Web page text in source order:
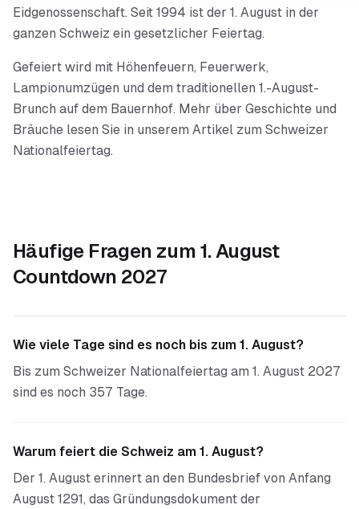
Eidgenossenschaft. Seit 1994 ist der 1. August in der
ganzen Schweiz ein gesetzlicher Feiertag.
Gefeiert wird mit Höhenfeuern, Feuerwerk,
Lampionumzügen und dem traditionellen 1.-August-
Brunch auf dem Bauernhof. Mehr über Geschichte und
Bräuche lesen Sie in unserem Artikel zum Schweizer
Nationalfeiertag.
Häufige Fragen zum 1. August
Countdown 2027
Wie viele Tage sind es noch bis zum 1. August?
Bis zum Schweizer Nationalfeiertag am 1. August 2027
sind es noch 357 Tage.
Warum feiert die Schweiz am 1. August?
Der 1. August erinnert an den Bundesbrief von Anfang
August 1291, das Gründungsdokument der